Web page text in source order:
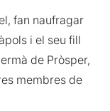
fan naufragar
i el seu fill
de Pròsper,
membres de